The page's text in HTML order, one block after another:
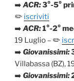
➡️ ACR:3°-5°
✏️ iscriviti
➡️ ACR:1°-2°
19 Luglio – ✏️
➡️ Giovanissimi:
Villabassa (BZ),
➡️ Giovanissimi: